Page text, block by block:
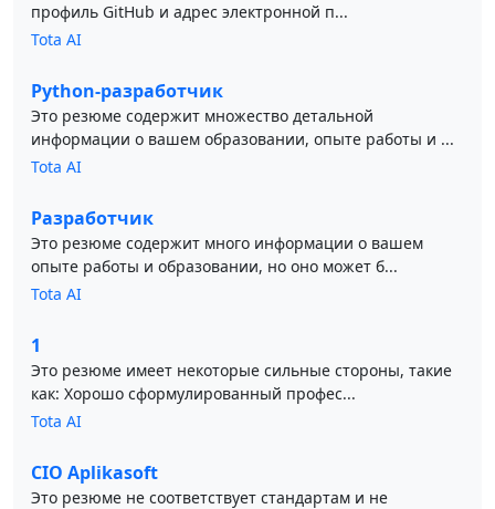
профиль GitHub и адрес электронной п...
Tota AI
Python-разработчик
Это резюме содержит множество детальной
информации о вашем образовании, опыте работы и ...
Tota AI
Разработчик
Это резюме содержит много информации о вашем
опыте работы и образовании, но оно может б...
Tota AI
1
Это резюме имеет некоторые сильные стороны, такие
как: Хорошо сформулированный профес...
Tota AI
CIO Aplikasoft
Это резюме не соответствует стандартам и не